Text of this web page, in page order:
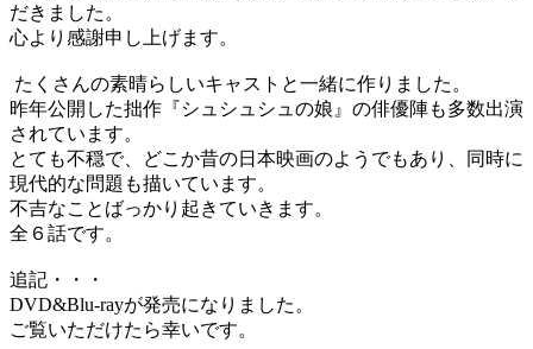
だきました。
心より感謝申し上げます。
たくさんの素晴らしいキャストと一緒に作りました。
昨年公開した拙作『シュシュシュの娘』の俳優陣も多数出演
されています。
とても不穏で、どこか昔の日本映画のようでもあり、同時に
現代的な問題も描いています。
不吉なことばっかり起きていきます。
全６話です。
追記・・・
DVD&Blu-rayが発売になりました。
ご覧いただけたら幸いです。